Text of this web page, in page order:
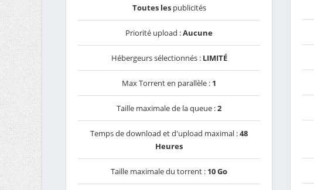
Toutes lespublicités
Priorité upload :Aucune
Hébergeurs sélectionnés : LIMITÉ
Max Torrent en parallèle : 1
Taille maximale de la queue :2
Temps de download et d'upload maximal :48
Heures
Taille maximale du torrent : 10 Go